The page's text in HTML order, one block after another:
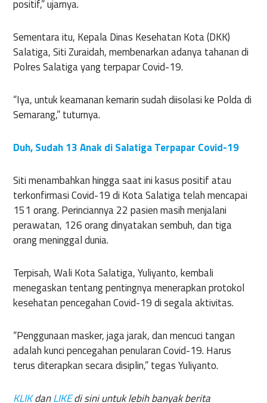
positif,” ujarnya.
Sementara itu, Kepala Dinas Kesehatan Kota (DKK)
Salatiga, Siti Zuraidah, membenarkan adanya tahanan di
Polres Salatiga yang terpapar Covid-19.
“Iya, untuk keamanan kemarin sudah diisolasi ke Polda di
Semarang,” tuturnya.
Duh, Sudah 13 Anak di Salatiga Terpapar Covid-19
Siti menambahkan hingga saat ini kasus positif atau
terkonfirmasi Covid-19 di Kota Salatiga telah mencapai
151 orang. Perinciannya 22 pasien masih menjalani
perawatan, 126 orang dinyatakan sembuh, dan tiga
orang meninggal dunia.
Terpisah, Wali Kota Salatiga, Yuliyanto, kembali
menegaskan tentang pentingnya menerapkan protokol
kesehatan pencegahan Covid-19 di segala aktivitas.
“Penggunaan masker, jaga jarak, dan mencuci tangan
adalah kunci pencegahan penularan Covid-19. Harus
terus diterapkan secara disiplin,” tegas Yuliyanto.
KLIKdanLIKEdi sini untuk lebih banyak berita